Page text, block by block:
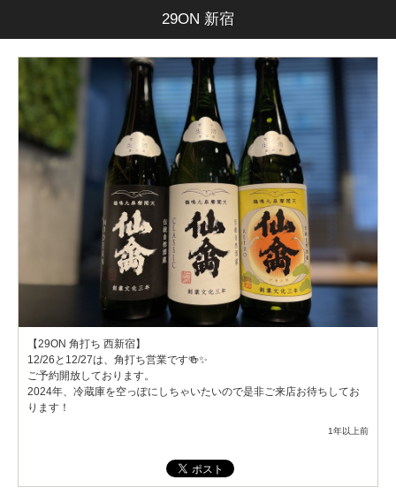
29ON 新宿
【29ON 角打ち 西新宿】
12/26と12/27は、角打ち営業です🍻✨
ご予約開放しております。
2024年、冷蔵庫を空っぽにしちゃいたいので是非ご来店お待ちしてお
ります！
1年以上前